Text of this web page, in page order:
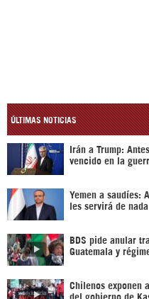
ÚLTIMAS NOTICIAS
Irán a Trump:
vencido en la
Yemen a saudíes:
les servirá de nada
BDS pide anular
Guatemala y
Chilenos exponen
del gobierno de